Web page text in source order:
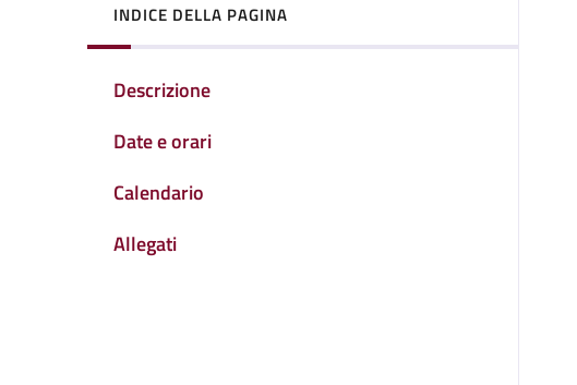
INDICE DELLA PAGINA
Descrizione
Date e orari
Calendario
Allegati